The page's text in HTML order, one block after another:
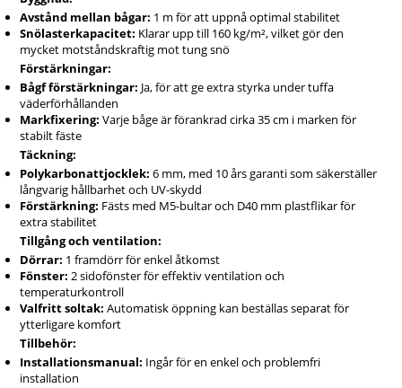
Den spetsiga designen ger extra takhöjd, vilket skapar en
luftig och bekväm arbetsmiljö inne i växthuset.
Polykarbonatpanelerna ger utmärkt ljusfördelning och
skyddar dina växter från skadliga UV-strålar, samtidigt som
de bibehåller en jämn temperatur under hela dygnet.
Tunnelkonstruktionen säkerställer stabilitet även i blåsiga
förhållanden.
Idealisk Miljö för Odling Året Runt
Oavsett om du odlar grönsaker, blommor eller örter ger det
här växthuset perfekta förutsättningar för dina plantor. Den
extra takhöjden förbättrar luftcirkulationen, vilket minskar
risken för överhettning under sommaren och kondens
under vintern. Den praktiska designen gör det även enkelt
att installera hyllor och tillbehör.
Leverans och Garanti
Vi erbjuder snabb leverans över hela Sverige och en 12-årig
garanti som säkerställer att ditt Polykarbonat
Tunnelväxthus med spetsigt tak förblir i toppskick under
många år. Vid leverans, kontrollera produkten och
rapportera eventuella skador omedelbart.
Avstånd mellan bågar: 1 m för att uppnå optimal stabilitet
Snölasterkapacitet: Klarar upp till 160 kg/m², vilket gör den
mycket motståndskraftig mot tung snö
Förstärkningar:
Bågf förstärkningar: Ja, för att ge extra styrka under tuffa
väderförhållanden
Markfixering: Varje båge är förankrad cirka 35 cm i marken för
stabilt fäste
Täckning:
Polykarbonattjocklek: 6 mm, med 10 års garanti som säkerställer
långvarig hållbarhet och UV-skydd
Förstärkning: Fästs med M5-bultar och D40 mm plastflikar för
extra stabilitet
Tillgång och ventilation:
Dörrar: 1 framdörr för enkel åtkomst
Fönster: 2 sidofönster för effektiv ventilation och
temperaturkontroll
Valfritt soltak: Automatisk öppning kan beställas separat för
ytterligare komfort
Tillbehör:
Installationsmanual: Ingår för en enkel och problemfri
installation